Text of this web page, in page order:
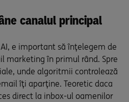
canalul principal
e important să înțelegem de
marketing în primul rând. Spre
unde algoritmii controlează
îți aparține. Teoretic daca
direct la inbox-ul oamenilor